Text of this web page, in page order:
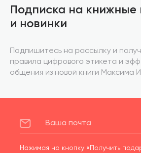
Подписка на книжные
и новинки
Подпишитесь на рассылку и
правила цифрового этикета и
общения из новой книги Максима
Нажимая на кнопку «Получить